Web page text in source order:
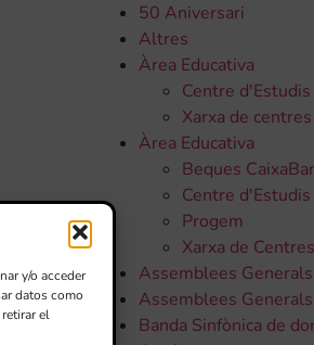
y/o acceder
datos como
el
50 Aniversari
Altres
Àrea Educativa
Centre
Xarxa de
Àrea Educativa
Beques
Centre
Progem
Xarxa de
Assemblees Generals
Assemblees Generals
Banda Sinfònica de